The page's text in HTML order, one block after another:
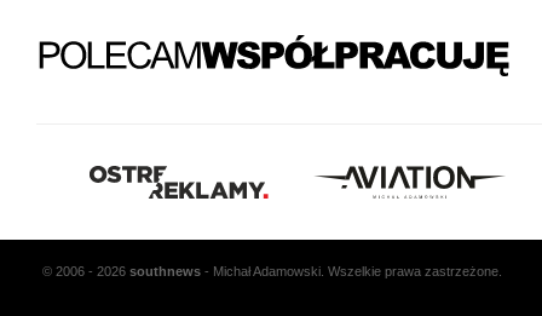
© 2006 - 2026 southnews - Michał Adamowski. Wszelkie prawa zastrzeżone.